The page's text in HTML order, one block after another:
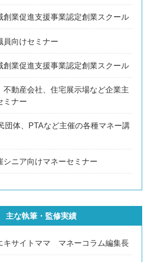
創業促進支援事業認定創業スクール
員向けセミナー
創業促進支援事業認定創業スクール
不動産会社、住宅展示場など企業主
ミナー
団体、PTAなど主催の各種マネー講
シニア向けマネーセミナー
主な執筆・監修実績
キサイトママ マネーコラム編集長